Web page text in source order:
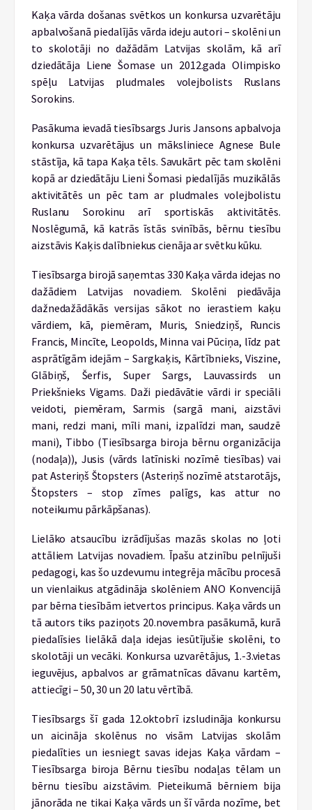
Kaķa vārda došanas svētkos un konkursa uzvarētāju
apbalvošanā piedalījās vārda ideju autori – skolēni un
to skolotāji no dažādām Latvijas skolām, kā arī
dziedātāja Liene Šomase un 2012.gada Olimpisko
spēļu Latvijas pludmales volejbolists Ruslans
Sorokins.
Pasākuma ievadā tiesībsargs Juris Jansons apbalvoja
konkursa uzvarētājus un māksliniece Agnese Bule
stāstīja, kā tapa Kaķa tēls. Savukārt pēc tam skolēni
kopā ar dziedātāju Lieni Šomasi piedalījās muzikālās
aktivitātēs un pēc tam ar pludmales volejbolistu
Ruslanu Sorokinu arī sportiskās aktivitātēs.
Noslēgumā, kā katrās īstās svinībās, bērnu tiesību
aizstāvis Kaķis dalībniekus cienāja ar svētku kūku.
Tiesībsarga birojā saņemtas 330 Kaķa vārda idejas no
dažādiem Latvijas novadiem. Skolēni piedāvāja
dažnedažādākās versijas sākot no ierastiem kaķu
vārdiem, kā, piemēram, Muris, Sniedziņš, Runcis
Francis, Mincīte, Leopolds, Minna vai Pūciņa, līdz pat
asprātīgām idejām – Sargkaķis, Kārtībnieks, Viszine,
Glābiņš, Šerfis, Super Sargs, Lauvassirds un
Priekšnieks Vigams. Daži piedāvātie vārdi ir speciāli
veidoti, piemēram, Sarmis (sargā mani, aizstāvi
mani, redzi mani, mīli mani, izpalīdzi man, saudzē
mani), Tibbo (Tiesībsarga biroja bērnu organizācija
(nodaļa)), Jusis (vārds latīniski nozīmē tiesības) vai
pat Asteriņš Štopsters (Asteriņš nozīmē atstarotājs,
Štopsters – stop zīmes palīgs, kas attur no
noteikumu pārkāpšanas).
Lielāko atsaucību izrādījušas mazās skolas no ļoti
attāliem Latvijas novadiem. Īpašu atzinību pelnījuši
pedagogi, kas šo uzdevumu integrēja mācību procesā
un vienlaikus atgādināja skolēniem ANO Konvencijā
par bērna tiesībām ietvertos principus. Kaķa vārds un
tā autors tiks paziņots 20.novembra pasākumā, kurā
piedalīsies lielākā daļa idejas iesūtījušie skolēni, to
skolotāji un vecāki. Konkursa uzvarētājus, 1.-3.vietas
ieguvējus, apbalvos ar grāmatnīcas dāvanu kartēm,
attiecīgi – 50, 30 un 20 latu vērtībā.
Tiesībsargs šī gada 12.oktobrī izsludināja konkursu
un aicināja skolēnus no visām Latvijas skolām
piedalīties un iesniegt savas idejas Kaķa vārdam –
Tiesībsarga biroja Bērnu tiesību nodaļas tēlam un
bērnu tiesību aizstāvim. Pieteikumā bērniem bija
jānorāda ne tikai Kaķa vārds un šī vārda nozīme, bet